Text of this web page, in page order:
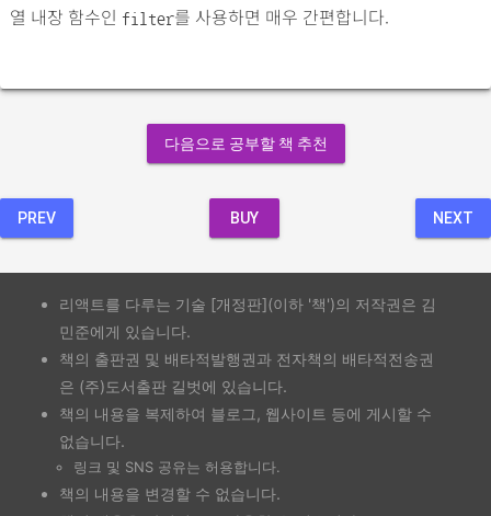
열 내장 함수인 filter를 사용하면 매우 간편합니다.
다음으로 공부할 책 추천
PREV BUY NEXT
리액트를 다루는 기술 [개정판](이하 '책')의 저작권은 김
민준에게 있습니다.
책의 출판권 및 배타적발행권과 전자책의 배타적전송권
은 (주)도서출판 길벗에 있습니다.
책의 내용을 복제하여 블로그, 웹사이트 등에 게시할 수
없습니다.
링크 및 SNS 공유는 허용합니다.
책의 내용을 변경할 수 없습니다.